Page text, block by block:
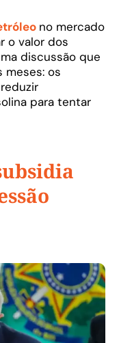
no mercado
o valor dos
discussão que
meses: os
para tentar